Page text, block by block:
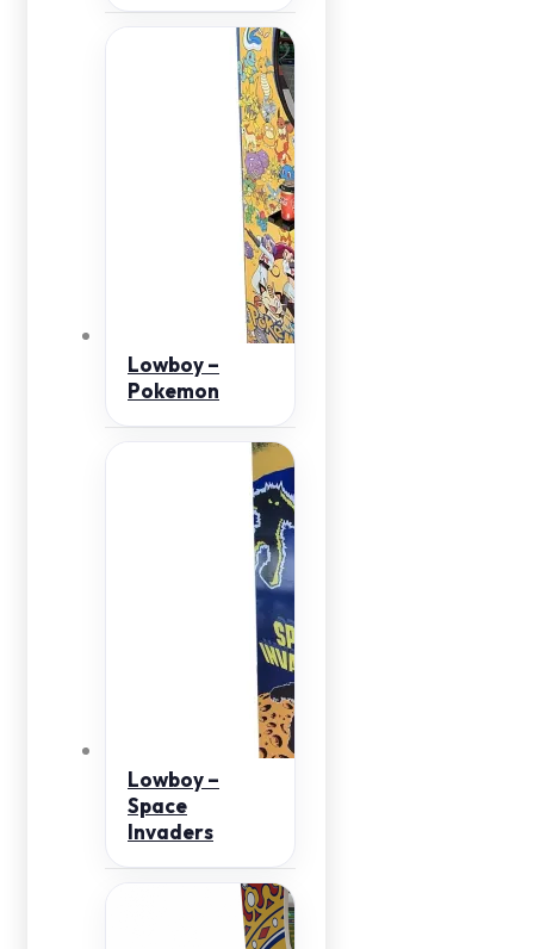
Lowboy –
Pokemon
Lowboy –
Space
Invaders